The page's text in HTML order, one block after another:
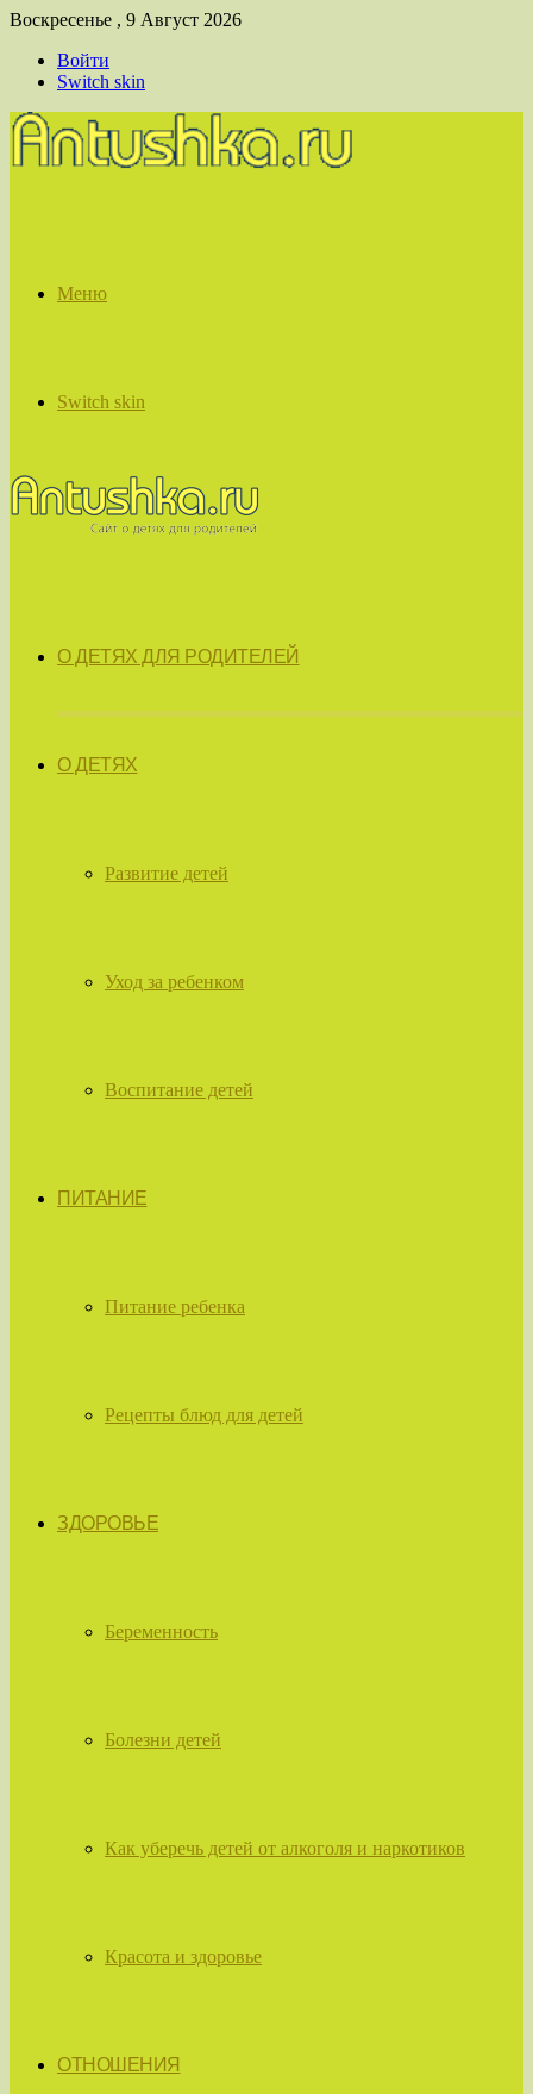
Воскресенье , 9 Август 2026
Войти
Switch skin
Меню
Switch skin
О ДЕТЯХ ДЛЯ РОДИТЕЛЕЙ
О ДЕТЯХ
Развитие детей
Уход за ребенком
Воспитание детей
ПИТАНИЕ
Питание ребенка
Рецепты блюд для детей
ЗДОРОВЬЕ
Беременность
Болезни детей
Как уберечь детей от алкоголя и наркотиков
Красота и здоровье
ОТНОШЕНИЯ